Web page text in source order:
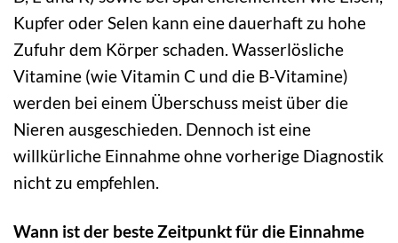
Kupfer oder Selen kann eine dauerhaft zu hohe
Zufuhr dem Körper schaden. Wasserlösliche
Vitamine (wie Vitamin C und die B-Vitamine)
werden bei einem Überschuss meist über die
Nieren ausgeschieden. Dennoch ist eine
willkürliche Einnahme ohne vorherige Diagnostik
nicht zu empfehlen.
Wann ist der beste Zeitpunkt für die Einnahme